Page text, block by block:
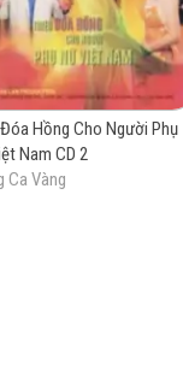
Hồng Cho Người Phụ
Nam CD 2
Ca Vàng